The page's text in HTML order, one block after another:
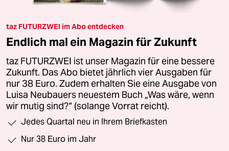
taz FUTURZWEI im Abo entdecken
Endlich mal ein Magazin für Zukunft
taz FUTURZWEI ist unser Magazin für eine bessere
Zukunft. Das Abo bietet jährlich vier Ausgaben für
nur 38 Euro. Zudem erhalten Sie eine Ausgabe von
Luisa Neubauers neuestem Buch „Was wäre, wenn
wir mutig sind?“ (solange Vorrat reicht).
Jedes Quartal neu in Ihrem Briefkasten
Nur 38 Euro im Jahr